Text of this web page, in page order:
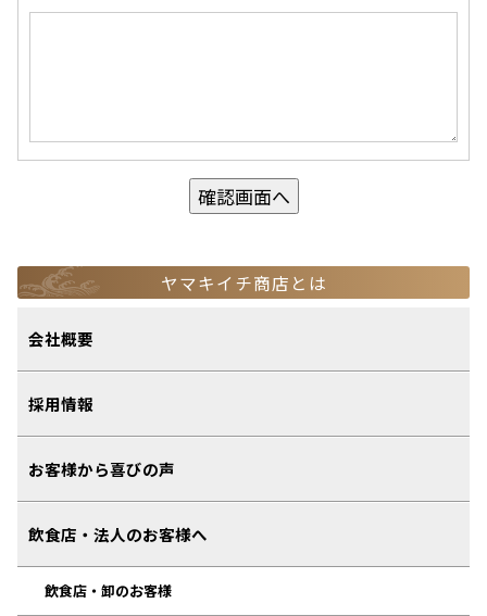
確認画面へ
ヤマキイチ商店とは
会社概要
採用情報
お客様から喜びの声
飲食店・法人のお客様へ
飲食店・卸のお客様